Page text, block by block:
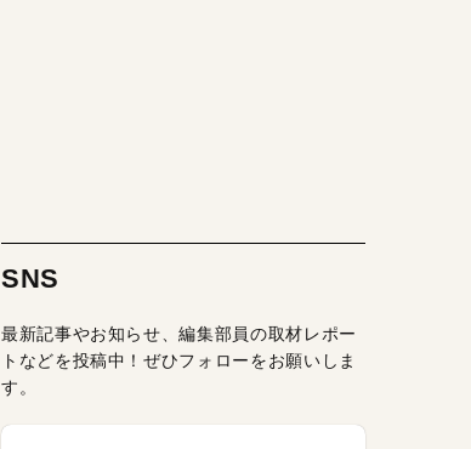
SNS
最新記事やお知らせ、編集部員の取材レポー
トなどを投稿中！ぜひフォローをお願いしま
す。